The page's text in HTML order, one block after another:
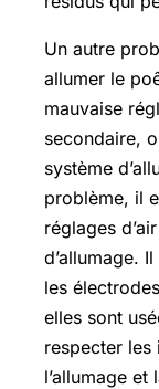
Un autre
allumer le
mauvaise
secondaire,
système
problème, il
réglages
d’allumage.
les
elles sont
respecter
l’allumage